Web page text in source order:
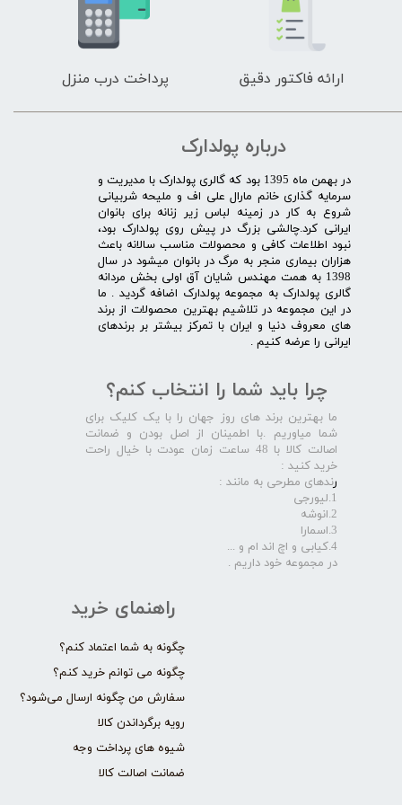
ارائه فاکتور دقیق پرداخت درب منزل
درباره پولدارک
در بهمن ماه 1395 بود که گالری پولدارک با مدیریت و
سرمایه گذاری خانم مارال علی اف و ملیحه شربیانی
شروع به کار در زمینه لباس زیر زنانه برای بانوان
ایرانی کرد.چالشی بزرگ در پیش روی پولدارک بود،
نبود اطلاعات کافی و محصولات مناسب سالانه باعث
هزاران بیماری منجر به مرگ در بانوان میشود در سال
1398 به همت مهندس شایان آق اولی بخش مردانه
گالری پولدارک به مجموعه پولدارک اضافه گردید . ما
در این مجموعه در تلاشیم بهترین محصولات از برند
های معروف دنیا و ایران با تمرکز بیشتر بر برندهای
ایرانی را عرضه کنیم .​​​​​​​
راهنمای خرید
چگونه به شما اعتماد کنم؟
چگونه می توانم خرید کنم؟
سفارش من چگونه ارسال می‌شود؟
رویه برگرداندن کالا
شیوه های پرداخت وجه
ضمانت اصالت کالا
چرا باید شما را انتخاب کنم؟
ما بهترین برند های روز جهان را با یک کلیک برای
شما میاوریم .با اطمینان از اصل بودن و ضمانت
اصالت کالا با 48 ساعت زمان عودت با خیال راحت
خرید کنید :
رندهای مطرحی به مانند :
1.لیورجی
2.انوشه
3.اسمارا
4.کیابی و اچ اند ام و ...
در مجموعه خود داریم .​​​​​​​